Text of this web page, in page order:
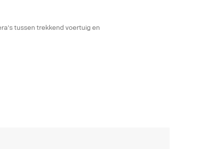
tussen trekkend voertuig en